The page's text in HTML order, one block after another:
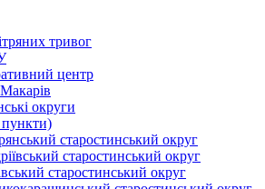
тривог
центр
округи
пункти)
старостинський округ
старостинський округ
старостинський округ